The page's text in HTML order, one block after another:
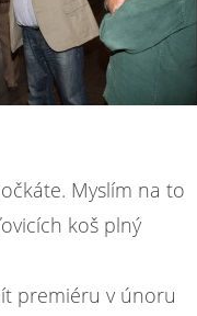
Myslím na to
koš plný
premiéru v únoru